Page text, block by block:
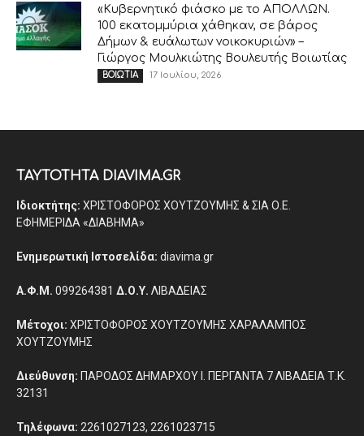
«Κυβερνητικό φιάσκο με το ΑΠΟΛΛΩΝ.
100 εκατομμύρια χάθηκαν, σε βάρος
Δήμων & ευάλωτων νοικοκυριών» –
Γιώργος Μουλκιώτης Βουλευτής Βοιωτίας
ΒΟΙΩΤΙΑ 17 Ιουλίου, 2026
ΤΑΥΤΟΤΗΤΑ DIAVIMA.GR
Ιδιοκτήτης: ΧΡΙΣΤΟΦΟΡΟΣ ΧΟΥΤΖΟΥΜΗΣ & ΣΙΑ Ο.Ε.
ΕΦΗΜΕΡΙΔΑ «ΔΙΑΒΗΜΑ»
Ενημερωτική Ιστοσελίδα: diavima.gr
Α.Φ.Μ. 099264381 Δ.Ο.Υ. ΛΙΒΑΔΕΙΑΣ
Μέτοχοι: ΧΡΙΣΤΟΦΟΡΟΣ ΧΟΥΤΖΟΥΜΗΣ ΧΑΡΑΛΑΜΠΟΣ
ΧΟΥΤΖΟΥΜΗΣ
Διεύθυνση: ΠΑΡΟΔΟΣ ΔΗΜΑΡΧΟΥ Ι. ΠΕΡΓΑΝΤΑ 7 ΛΙΒΑΔΕΙΑ Τ.Κ.
32131
Τηλέφωνα: 2261027123, 2261023715